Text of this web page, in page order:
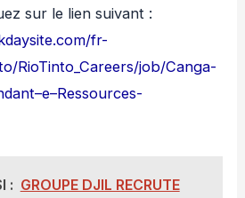
sur le lien suivant :
fr-
RioTinto_Careers/job/Canga-
: GROUPE DJIL RECRUTE